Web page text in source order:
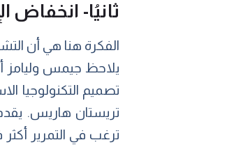
ثانيُا-
الفكرة هنا هي أن
يلاحظ جيمس وليامز
تصميم التكنولوجيا
ترغب في التمرير